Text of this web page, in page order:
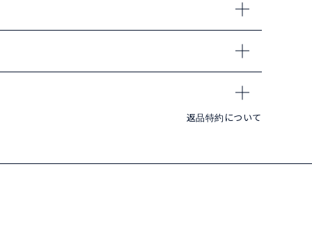
返品特約について